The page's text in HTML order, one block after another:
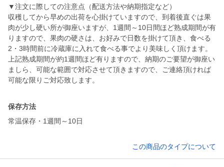
▼注文に際しての注意点（配送方法や納期指定など）
収穫してから早めの出荷を心掛けていますので、到着後直ぐは果
肉が少し硬い所が御座いますが、1週間～10日間ほど熟成期間が有
りますので、果肉の硬さは、お好みで日数を掛けて頂き、食べる
2・3時間前に冷蔵庫に入れて食べる事でより美味しく頂けます。
上記熟成期間が約1週間ほど有りますので、納期のご要望が御座い
ましら、可能な範囲で対応させて頂きますので、ご連絡頂ければ
可能な限りご対応致します。
保存方法
常温保存・1週間～10日
この商品のタイプについて